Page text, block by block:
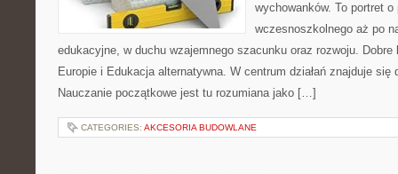
wychowanków. To portret
wczesnoszkolnego aż po
edukacyjne, w duchu wzajemnego szacunku oraz rozwoju.
Europie i Edukacja alternatywna. W centrum działań znajduje
Nauczanie początkowe jest tu rozumiana jako […]
CATEGORIES: AKCESORIA BUDOWLANE